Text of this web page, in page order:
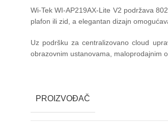
Wi-Tek WI-AP219AX-Lite V2 podržava
plafon ili zid, a elegantan dizajn
Uz podršku za centralizovano cloud
obrazovnim ustanovama, maloprodajnim
PROIZVOĐAČ